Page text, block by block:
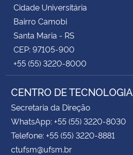
Cidade Universitária
Bairro Camobi
Santa Maria - RS
CEP: 97105-900
+55 (55) 3220-8000
CENTRO DE TECNOLOGIA
Secretaria da Direção
WhatsApp: +55 (55) 3220-8030
Telefone: +55 (55) 3220-8881
ctufsm@ufsm.br